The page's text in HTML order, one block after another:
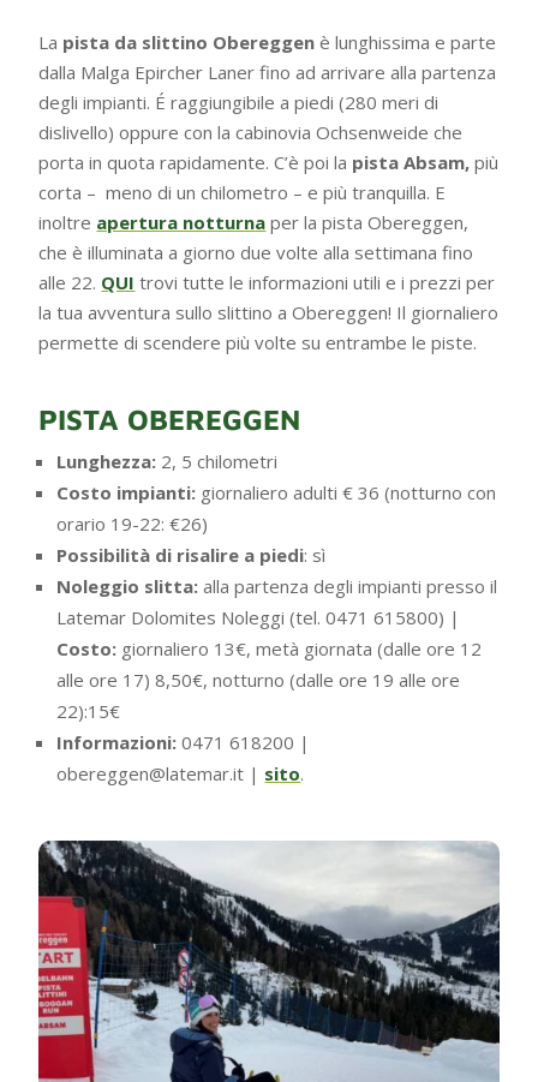
La pista da slittino Obereggen è lunghissima e parte
dalla Malga Epircher Laner fino ad arrivare alla partenza
degli impianti. É raggiungibile a piedi (280 meri di
dislivello) oppure con la cabinovia Ochsenweide che
porta in quota rapidamente. C’è poi la pista Absam,più
corta – meno di un chilometro – e più tranquilla. E
inoltre apertura notturna per la pista Obereggen,
che è illuminata a giorno due volte alla settimana fino
alle 22. QUI trovi tutte le informazioni utili e i prezzi per
la tua avventura sullo slittino a Obereggen! Il giornaliero
permette di scendere più volte su entrambe le piste.
PISTA OBEREGGEN
Lunghezza: 2, 5 chilometri
Costo impianti: giornaliero adulti € 36 (notturno con
orario 19-22: €26)
Possibilità di risalire a piedi: sì
Noleggio slitta: alla partenza degli impianti presso il
Latemar Dolomites Noleggi (tel. 0471 615800) |
Costo: giornaliero 13€, metà giornata (dalle ore 12
alle ore 17) 8,50€, notturno (dalle ore 19 alle ore
22):15€
Informazioni: 0471 618200 |
obereggen@latemar.it | sito.